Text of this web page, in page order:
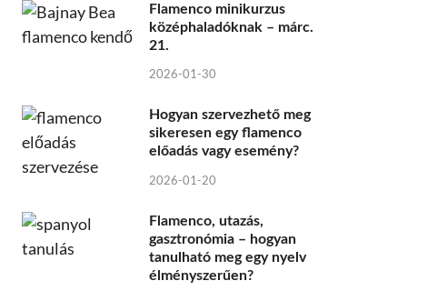
Flamenco minikurzus
középhaladóknak – márc.
21.
2026-01-30
Hogyan szervezhető meg
sikeresen egy flamenco
előadás vagy esemény?
2026-01-20
Flamenco, utazás,
gasztronómia – hogyan
tanulható meg egy nyelv
élményszerűen?